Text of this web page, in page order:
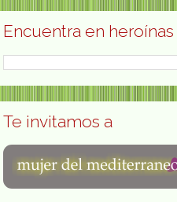
Encuentra en heroínas
Te invitamos a